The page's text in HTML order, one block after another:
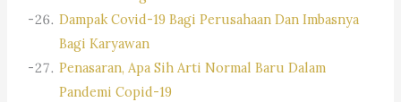
Dampak Covid-19 Bagi Perusahaan Dan Imbasnya
Bagi Karyawan
Penasaran, Apa Sih Arti Normal Baru Dalam
Pandemi Copid-19